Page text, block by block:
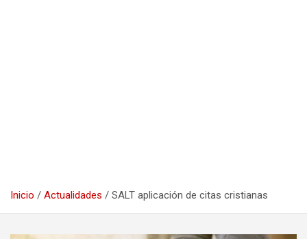
Inicio Actualidades SALT aplicación de citas cristianas